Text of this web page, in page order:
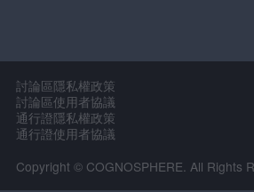
討論區隱私權政策
討論區使用者協議
通行證隱私權政策
通行證使用者協議
Copyright © COGNOSPHERE. All Rights